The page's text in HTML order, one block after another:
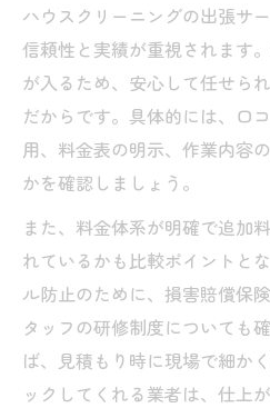
ハウスクリーニング
を解説
部屋全体をプロに任
グ活用術
料金表を比較してコ
ハウスクリーニング
ックポイント
料金相場を正しく知り
ハウスクリーニングの出張サ
信頼性と実績が重視されます
が入るため、安心して任せら
だからです。具体的には、口
用、料金表の明示、作業内容
かを確認しましょう。
また、料金体系が明確で追加
れているかも比較ポイントと
ル防止のために、損害賠償保
タッフの研修制度についても
ば、見積もり時に現場で細か
ックしてくれる業者は、仕上